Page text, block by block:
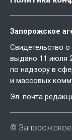
Запорожское
Свидетельство
выдано 11 июля
по надзору в
и массовых
Эл. почта
© Запорожское